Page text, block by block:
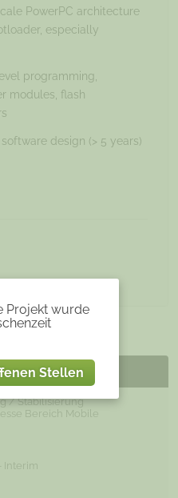
Projekt wurde
Stellen
PowerPC architecture
especially
programming,
modules, flash
design (> 5 years)
/ Stabilisierung
Bereich Mobile
Interim